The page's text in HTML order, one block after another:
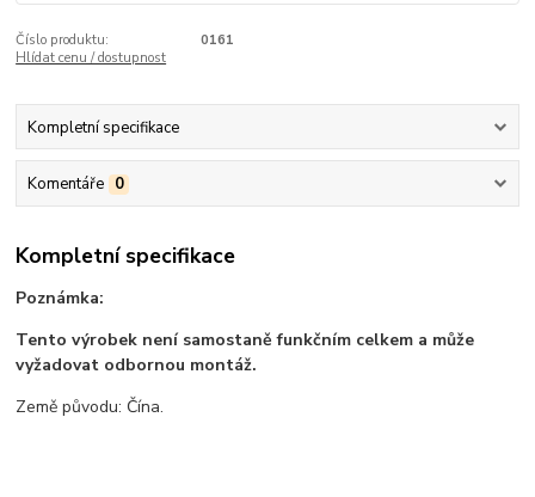
Číslo produktu:
0161
Hlídat cenu / dostupnost
Kompletní specifikace
Komentáře 0
Kompletní specifikace
Poznámka:
Tento výrobek není samostaně funkčním celkem a může
vyžadovat odbornou montáž.
Země původu: Čína.